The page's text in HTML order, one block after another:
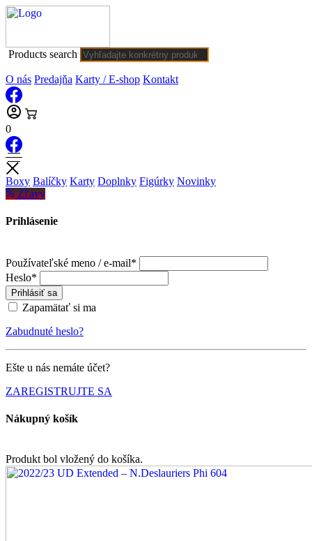
Products search
O nás Predajňa Karty / E-shop Kontakt
0
Boxy Balíčky Karty Doplnky Figúrky Novinky
Zľavy
Prihlásenie
Používateľské meno / e-mail*
Heslo*
Prihlásiť sa
Zapamätať si ma
Zabudnuté heslo?
Ešte u nás nemáte účet?
ZAREGISTRUJTE SA
Nákupný košík
Produkt bol vložený do košíka.